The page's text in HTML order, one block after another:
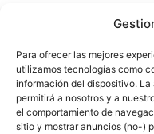
Para ofrecer las mejores
utilizamos tecnologías como
información del dispositivo.
permitirá a nosotros y a
el comportamiento de
sitio y mostrar anuncios (no-)